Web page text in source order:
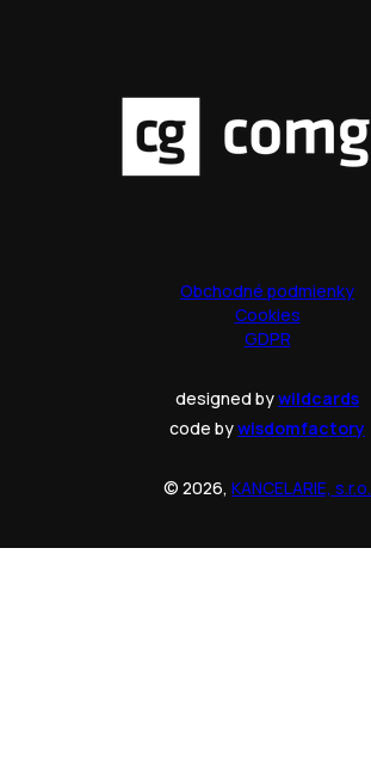
Obchodné podmienky
Cookies
GDPR
designed bywildcards
code bywisdomfactory
© 2026, KANCELARIE, s.r.o.